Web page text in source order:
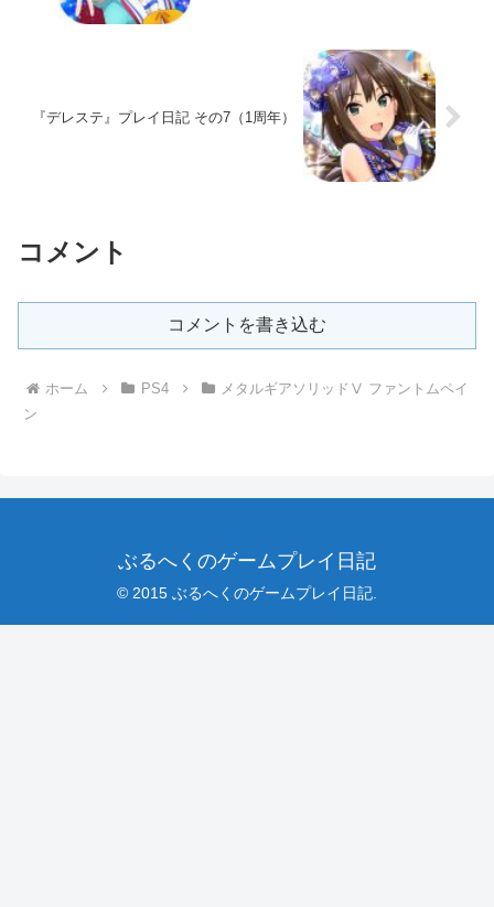
『デレステ』プレイ日記 その7（1周年）
コメント
コメントを書き込む
ホーム PS4
メタルギアソリッドⅤ ファントムペイ
ン
ぶるへくのゲームプレイ日記
© 2015 ぶるへくのゲームプレイ日記.